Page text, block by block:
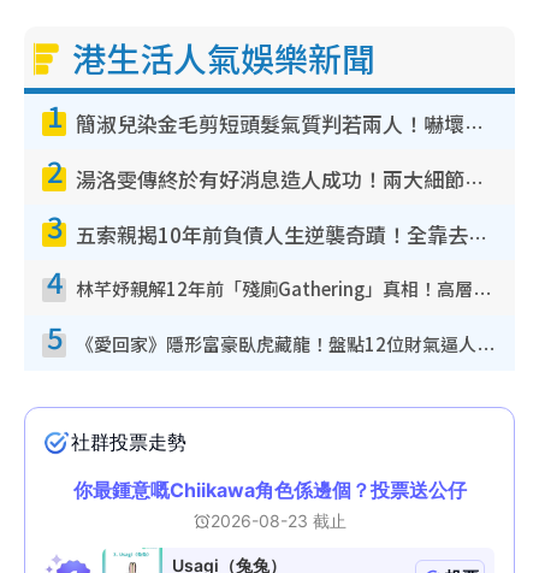
港生活人氣娛樂新聞
1 簡淑兒染金毛剪短頭髮氣質判若兩人！嚇壞老公麥大力都認唔出：「你做咩事？」
2 湯洛雯傳終於有好消息造人成功！兩大細節曝孕味極濃惹猜測：大肚婆先會咁！
3 五索親揭10年前負債人生逆襲奇蹟！全靠去一地方轉運後即遇上馬先生
4 林芊妤親解12年前「殘廁Gathering」真相！高層解約一句話重創尊嚴至今拒返TVB
5 《愛回家》隱形富豪臥虎藏龍！盤點12位財氣逼人的有錢藝人：呢位靚女3億身家唔憂做